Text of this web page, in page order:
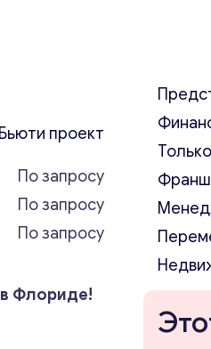
Бьюти проект
По запросу
По запросу
По запросу
Флориде!